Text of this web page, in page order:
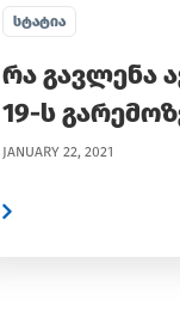
ᲡᲢᲐᲢᲘᲐ
რა გავლენა
19-ს
JANUARY 22, 2021